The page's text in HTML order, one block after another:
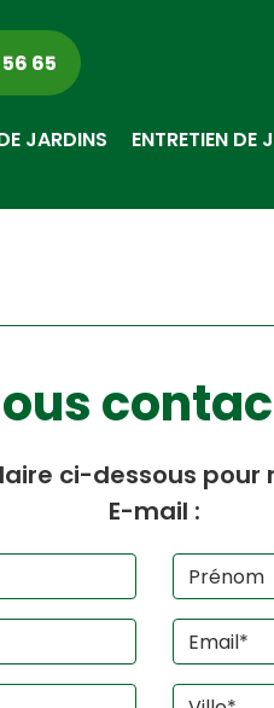
65
JARDINS ENTRETIEN DE
ci-dessous
E-mail :